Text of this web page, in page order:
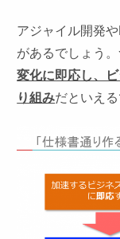
アジャイル開発
があるでしょう
変化に即応し、
り組みだといえる